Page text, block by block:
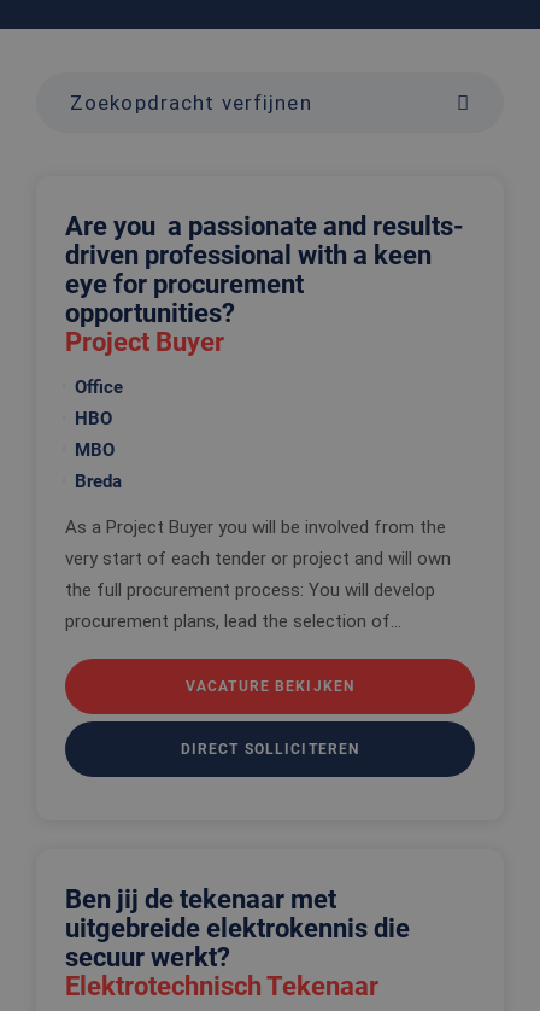
Zoekopdracht verfijnen
Are you a passionate and results-
driven professional with a keen
eye for procurement
opportunities?
Project Buyer
Office
HBO
MBO
Breda
As a Project Buyer you will be involved from the
very start of each tender or project and will own
the full procurement process: You will develop
procurement plans, lead the selection of...
VACATURE BEKIJKEN
DIRECT SOLLICITEREN
Ben jij de tekenaar met
uitgebreide elektrokennis die
secuur werkt?
Elektrotechnisch Tekenaar